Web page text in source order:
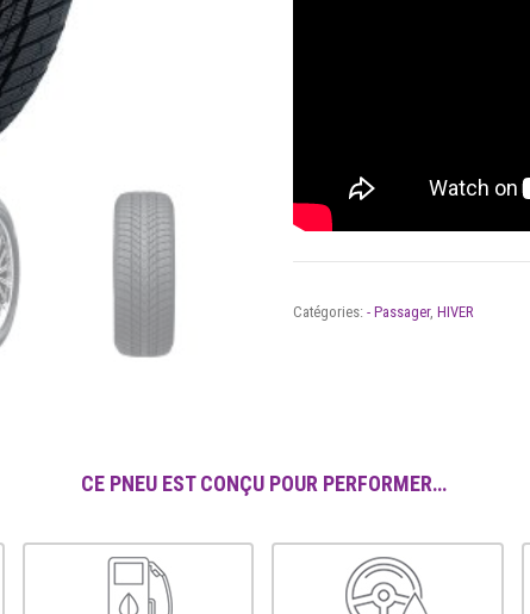
Catégories: - Passager, HIVER
CE PNEU EST CONÇU POUR PERFORMER…